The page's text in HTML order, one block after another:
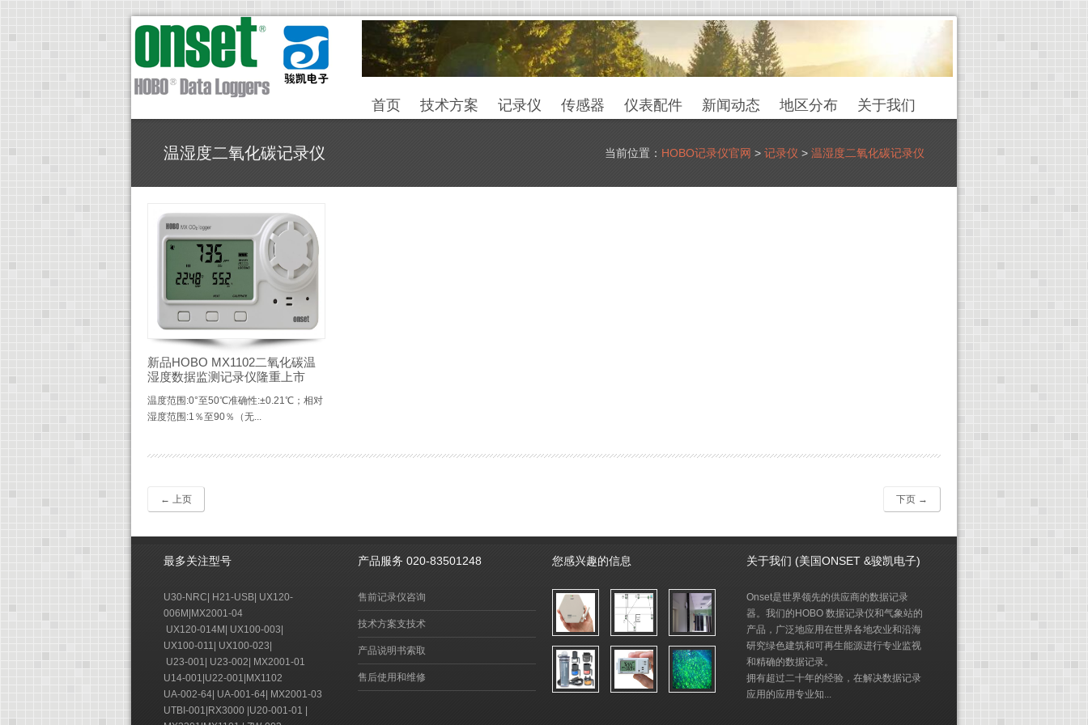
首页 技术方案 记录仪 传感器 仪表配件 新闻动态 地区分布 关于我们
温湿度二氧化碳记录仪 当前位置： HOBO记录仪官网 > 记录仪 > 温湿度二氧化碳记录仪
新品HOBO MX1102二氧化碳温
湿度数据监测记录仪隆重上市
温度范围:0°至50℃准确性:±0.21℃；相对
湿度范围:1％至90％（无...
← 上页 下页 →
最多关注型号
U30-NRC H21-USB UX120-
006M MX2001-04
UX120-014M
UX100-003
UX100-011 UX100-023
U23-001 U23-002
MX2001-01
U14-001 U22-001 MX1102
UA-002-64 UA-001-64 MX2001-03
UTBI-001 RX3000 U20-001-01
产品服务 020-83501248
售前记录仪咨询
技术方案支技术
产品说明书索取
售后使用和维修
您感兴趣的信息 关于我们 (美国ONSET &骏凯电子)
Onset是世界领先的供应商的数据记录
器。我们的HOBO 数据记录仪和气象站的
产品，广泛地应用在世界各地农业和沿海
研究绿色建筑和可再生能源进行专业监视
和精确的数据记录。
拥有超过二十年的经验，在解决数据记录
应用的应用专业知...